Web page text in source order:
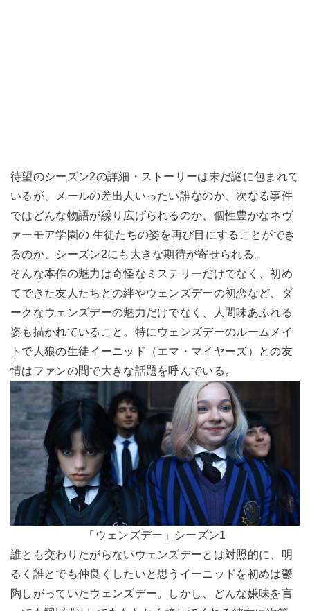
待望のシーズン2の詳細・ストーリーは未だ謎に包まれて
いるが、メールの差出人いったい誰なのか、次なる事件
ではどんな物語が繰り広げられるのか、個性豊かなネヴ
ァーモア学園の 生徒たちの姿を再び目にすることができ
るのか、シーズン2にも大きな期待が寄せられる。
そんな本作の魅力は奇怪なミステリーだけでなく、初め
てできた友人たちとの絆やウェンズデーの初恋など、ダ
ークなウェンズデーの魅力だけでなく、人間味あふれる
姿も描かれていること。特にウェンズデーのルームメイ
トで人狼の生徒イーニッド（エマ・マイヤーズ）との友
情はファンの間で大きな話題を呼んでいる。
「ウェンズデー」シーズン1
誰とも交わりたがらないウェンズデーとは対照的に、明
るく誰とでも仲良くしたいと思うイーニッドを初めは鬱
陶しがっていたウェンズデー。しかし、どんな嫌味を言